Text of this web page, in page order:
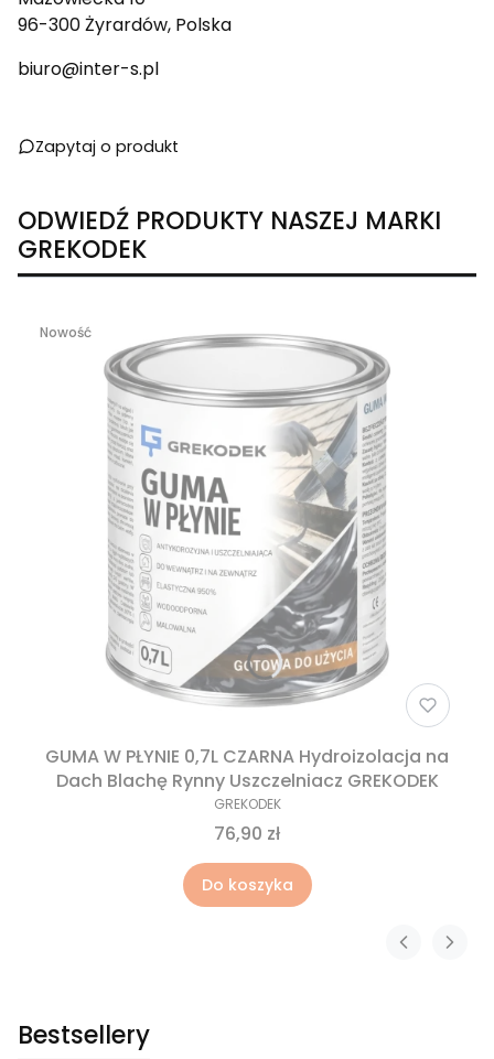
96-300 Żyrardów, Polska
biuro@inter-s.pl
Zapytaj o produkt
ODWIEDŹ PRODUKTY NASZEJ MARKI
GREKODEK
Nowość
GUMA W PŁYNIE 0,7L CZARNA Hydroizolacja na
Dach Blachę Rynny Uszczelniacz GREKODEK
GREKODEK
76,90 zł
Do koszyka
Bestsellery